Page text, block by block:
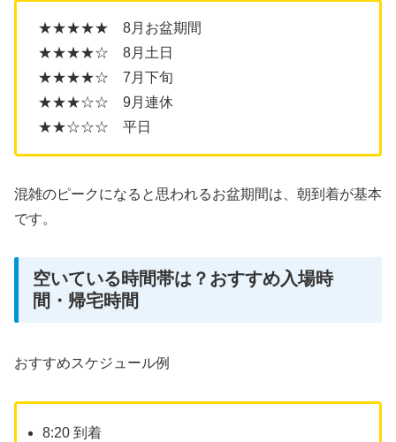
★★★★★ 8月お盆期間
★★★★☆ 8月土日
★★★★☆ 7月下旬
★★★☆☆ 9月連休
★★☆☆☆ 平日
混雑のピークになると思われるお盆期間は、朝到着が基本
です。
空いている時間帯は？おすすめ入場時
間・帰宅時間
おすすめスケジュール例
8:20 到着